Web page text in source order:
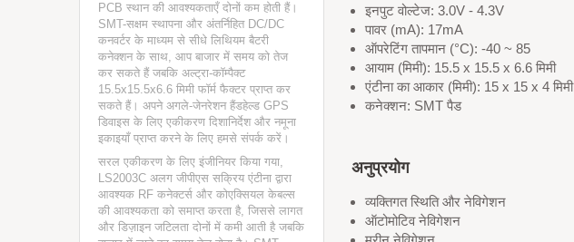
PCB स्थान की आवश्यकताएँ दोनों कम होती हैं।
SMT-सक्षम स्थापना और अंतर्निहित DC/DC
कनवर्टर के माध्यम से सीधे लिथियम बैटरी
कनेक्शन के साथ, आप बाजार में समय को तेज
कर सकते हैं जबकि अल्ट्रा-कॉम्पैक्ट
15.5x15.5x6.6 मिमी फॉर्म फैक्टर प्राप्त कर
सकते हैं। अपने अगले-जेनरेशन हैंडहेल्ड GPS
डिवाइस के लिए एकीकरण दिशानिर्देश और नमूना
इकाइयाँ प्राप्त करने के लिए हमसे संपर्क करें।
सरल एकीकरण के लिए इंजीनियर किया गया,
LS2003C अलग जीपीएस सक्रिय एंटीना द्वारा
आवश्यक RF कनेक्टर्स और कोएक्सियल केबल्स
की आवश्यकता को समाप्त करता है, जिससे लागत
और डिज़ाइन जटिलता दोनों में कमी आती है जबकि
इनपुट वोल्टेज: 3.0V - 4.3V
पावर (mA): 17mA
ऑपरेटिंग तापमान (°C): -40 ~ 85
आयाम (मिमी): 15.5 x 15.5 x 6.6 मिमी
एंटीना का आकार (मिमी): 15 x 15 x 4 मिमी
कनेक्शन: SMT पैड
अनुप्रयोग
व्यक्तिगत स्थिति और नेविगेशन
ऑटोमोटिव नेविगेशन